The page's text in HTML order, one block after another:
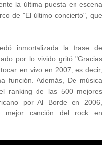
la última puesta en escena
de "El último concierto", que
inmortalizada la frase de
por lo vivido gritó "Gracias
en vivo en 2007, es decir,
función. Además, De música
ranking de las 500 mejores
por Al Borde en 2006,
mejor canción del rock en